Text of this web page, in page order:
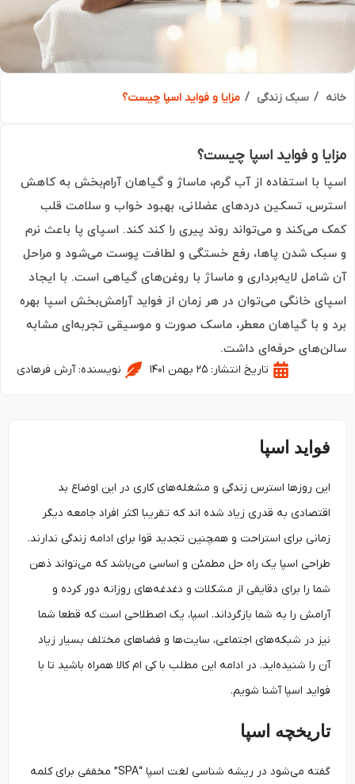
سبک زندگی مزایا و فواید اسپا چیست؟
و فواید اسپا چیست؟
با استفاده از آب گرم، ماساژ و گیاهان آرام‌بخش به کاهش
تسکین دردهای عضلانی، بهبود خواب و سلامت قلب
می‌کند و می‌تواند روند پیری را کند کند. اسپای پا باعث نرم
شدن پاها، رفع خستگی و لطافت پوست می‌شود و مراحل
لایه‌برداری و ماساژ با روغن‌های گیاهی است. با ایجاد
خانگی می‌توان در هر زمان از فواید آرامش‌بخش اسپا بهره
و با گیاهان معطر، ماسک صورت و موسیقی تجربه‌ای مشابه
حرفه‌ای داشت.
تاریخ انتشار: ۲۵ بهمن ۱۴۰۱ نویسنده:آرش فرهادی
فواید اسپا
این روزها استرس زندگی و مشغله‌های کاری در این اوضاع بد
اقتصادی به قدری زیاد شده اند که تقریبا اکثر افراد جامعه دیگر
زمانی برای استراحت و همچنین تجدید قوا برای ادامه زندگی ندارند.
طراحی اسپا یک راه حل مطمئن و اساسی می‌باشد که می‌تواند ذهن
شما را برای دقایقی از مشکلات و دغدغه‌های روزانه دور کرده و
آرامش را به شما بازگرداند. اسپا، یک اصطلاحی است که قطعا شما
نیز در شبکه‌های اجتماعی، سایت‌ها و فضاهای مختلف بسیار زیاد
آن را شنیده‌اید. در ادامه این مطلب با کی ام کالا همراه باشید تا با
فواید اسپا آشنا شویم.
تاریخچه اسپا
گفته می‌شود در ریشه شناسی لغت اسپا “SPA” مخففی برای کلمه